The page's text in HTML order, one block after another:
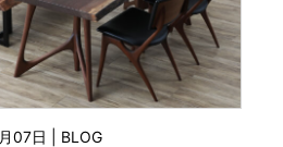
07日 | BLOG